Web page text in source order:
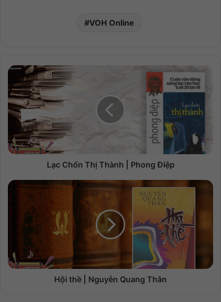
VOH Online
Lạc Chốn Thị Thành | Phong Điệp
Hội thề | Nguyễn Quang Thân